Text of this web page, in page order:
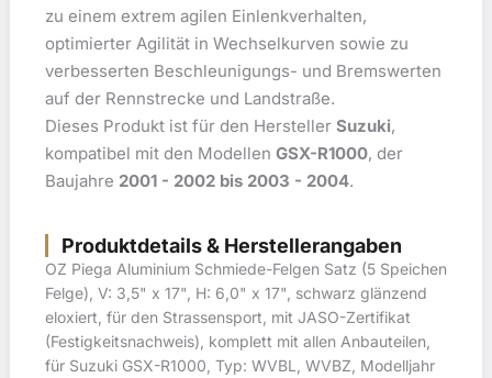
zu einem extrem agilen Einlenkverhalten,
optimierter Agilität in Wechselkurven sowie zu
verbesserten Beschleunigungs- und Bremswerten
auf der Rennstrecke und Landstraße.
Dieses Produkt ist für den Hersteller Suzuki,
kompatibel mit den Modellen GSX-R1000, der
Baujahre 2001 - 2002 bis 2003 - 2004.
Produktdetails & Herstellerangaben
OZ Piega Aluminium Schmiede-Felgen Satz (5 Speichen
Felge), V: 3,5" x 17", H: 6,0" x 17", schwarz glänzend
eloxiert, für den Strassensport, mit JASO-Zertifikat
(Festigkeitsnachweis), komplett mit allen Anbauteilen,
für Suzuki GSX-R1000, Typ: WVBL, WVBZ, Modelljahr